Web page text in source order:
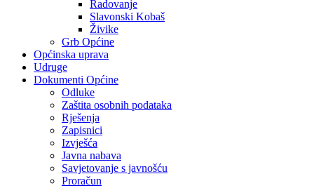
Radovanje
Slavonski Kobaš
Živike
Grb Općine
Općinska uprava
Udruge
Dokumenti Općine
Odluke
Zaštita osobnih podataka
Rješenja
Zapisnici
Izvješća
Javna nabava
Savjetovanje s javnošću
Proračun